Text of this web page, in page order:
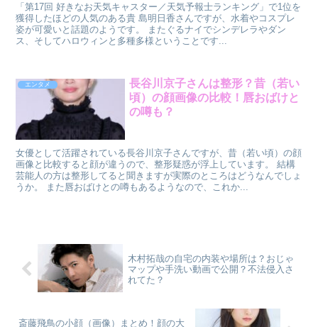
「第17回 好きなお天気キャスター／天気予報士ランキング」で1位を
獲得したほどの人気のある貴 島明日香さんですが、水着やコスプレ
姿が可愛いと話題のようです。 またぐるナイでシンデレラやダン
ス、そしてハロウィンと多種多様ということです...
エンタメ
長谷川京子さんは整形？昔（若い
頃）の顔画像の比較！唇おばけと
の噂も？
女優として活躍されている長谷川京子さんですが、昔（若い頃）の顔
画像と比較すると顔が違うので、整形疑惑が浮上しています。 結構
芸能人の方は整形してると聞きますが実際のところはどうなんでしょ
うか。 また唇おばけとの噂もあるようなので、これか...
木村拓哉の自宅の内装や場所は？おじゃ
マップや手洗い動画で公開？不法侵入さ
れてた？
斎藤飛鳥の小顔（画像）まとめ！顔の大